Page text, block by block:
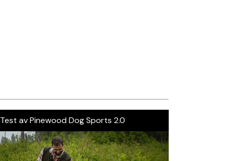
Test av Pinewood Dog Sports 2.0